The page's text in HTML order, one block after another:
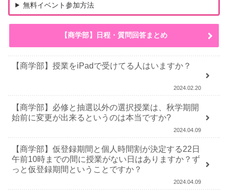
無料イベント参加方法
【商学部】日程・質問回答まとめ
【商学部】授業をiPadで受けてる人はいますか？
2024.02.20
【商学部】必修と抽選以外の選択授業は、秋学期開
始前に変更が出来るというのは本当ですか?
2024.04.09
【商学部】仮登録期間と個人時間割が決定する22日
午前10時までの間に授業がない日はありますか？ず
っと仮登録期間ということですか？
2024.04.09